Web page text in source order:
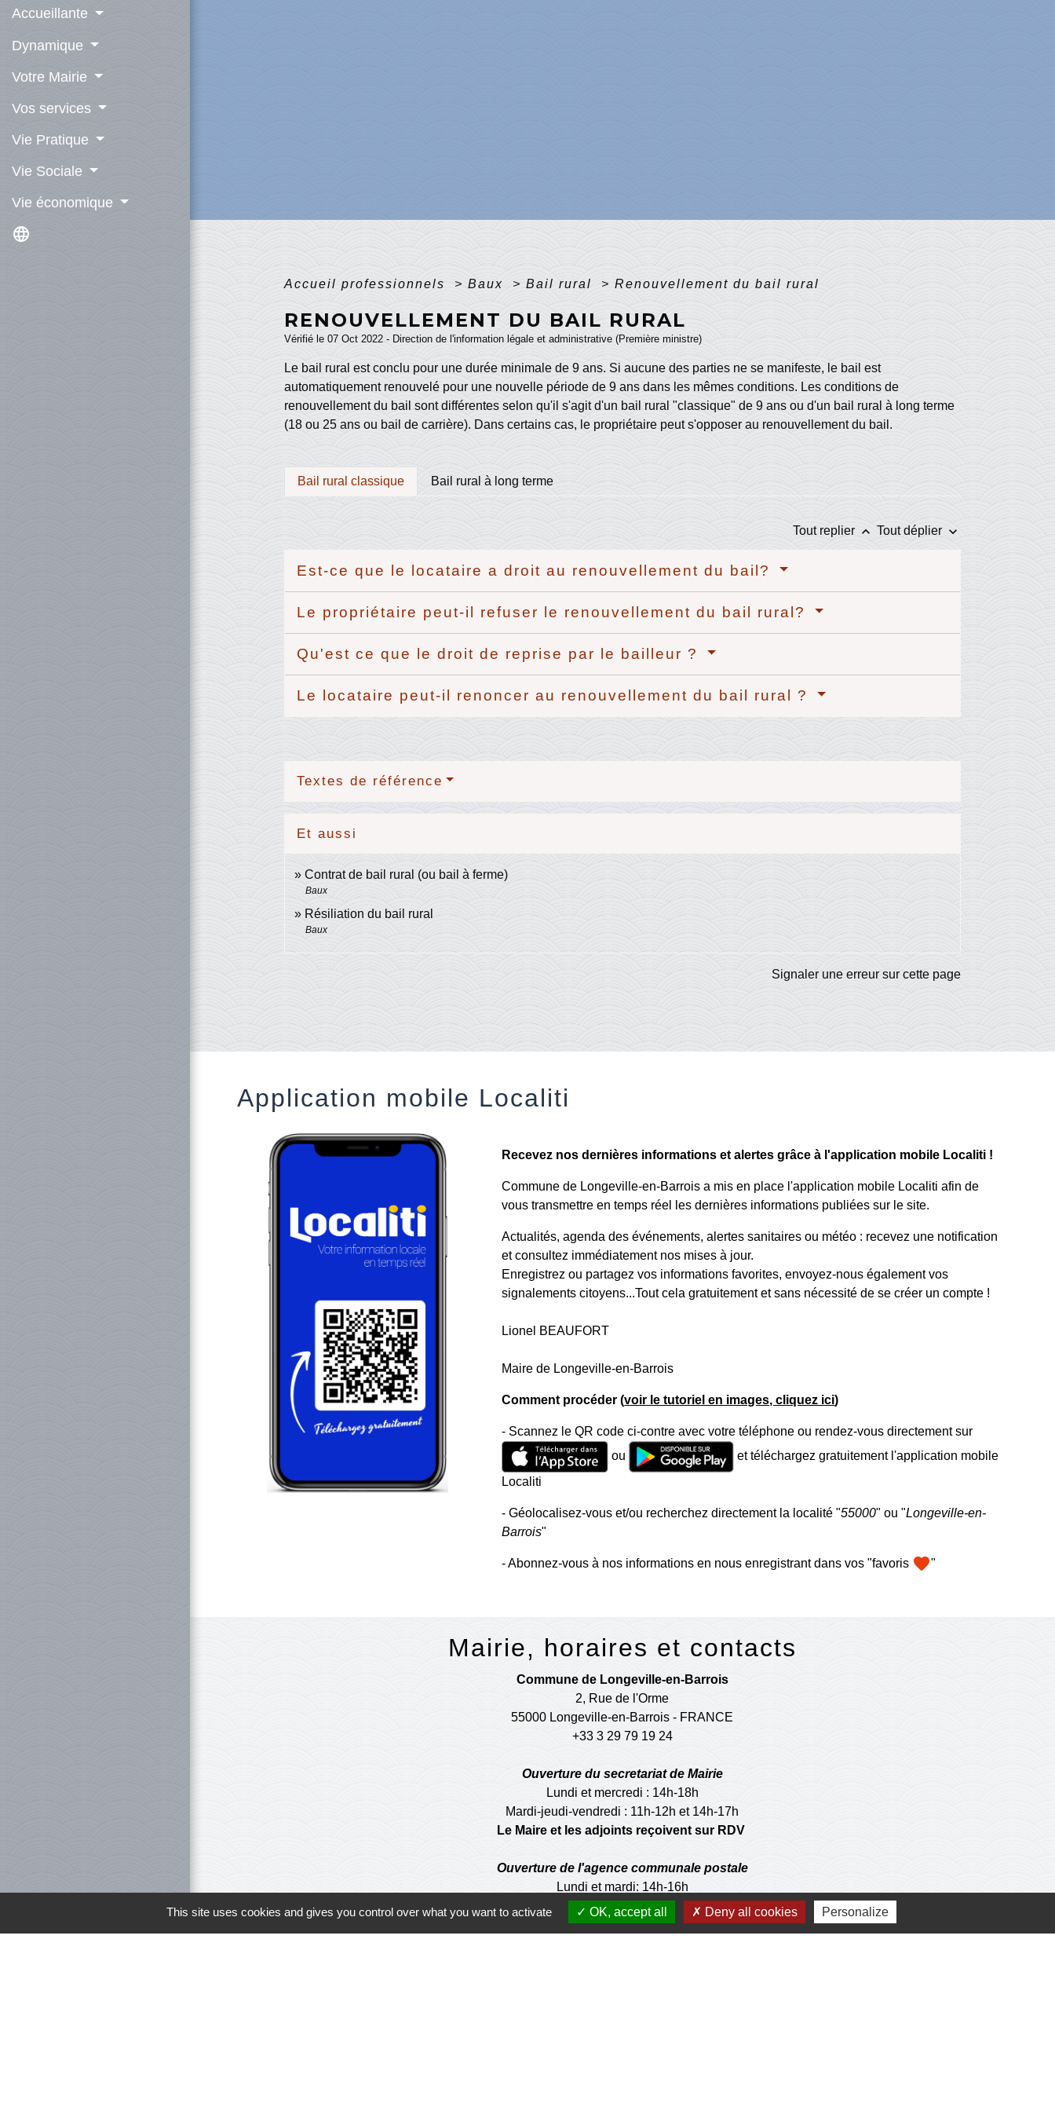
Accueillante
Dynamique
Votre Mairie
Vos services
Vie Pratique
Vie Sociale
Vie économique
language
Accueil professionnels > Baux > Bail rural > Renouvellement du bail rural
RENOUVELLEMENT DU BAIL RURAL
Vérifié le 07 Oct 2022 - Direction de l'information légale et administrative (Première ministre)
Le bail rural est conclu pour une durée minimale de 9 ans. Si aucune des parties ne se manifeste, le bail est
automatiquement renouvelé pour une nouvelle période de 9 ans dans les mêmes conditions. Les conditions de
renouvellement du bail sont différentes selon qu'il s'agit d'un bail rural "classique" de 9 ans ou d'un bail rural à long terme
(18 ou 25 ans ou bail de carrière). Dans certains cas, le propriétaire peut s'opposer au renouvellement du bail.
Bail rural classique Bail rural à long terme
Tout replier keyboard_arrow_up Tout déplier keyboard_arrow_down
Est-ce que le locataire a droit au renouvellement du bail?
Le propriétaire peut-il refuser le renouvellement du bail rural?
Qu'est ce que le droit de reprise par le bailleur ?
Le locataire peut-il renoncer au renouvellement du bail rural ?
Textes de référence
Et aussi
Contrat de bail rural (ou bail à ferme)
Baux
Résiliation du bail rural
Baux
Signaler une erreur sur cette page
Application mobile Localiti
Recevez nos dernières informations et alertes grâce à l'application mobile Localiti !
Commune de Longeville-en-Barrois a mis en place l'application mobile Localiti afin de
vous transmettre en temps réel les dernières informations publiées sur le site.
Actualités, agenda des événements, alertes sanitaires ou météo : recevez une notification
et consultez immédiatement nos mises à jour.
Enregistrez ou partagez vos informations favorites, envoyez-nous également vos
signalements citoyens...Tout cela gratuitement et sans nécessité de se créer un compte !
Lionel BEAUFORT
Maire de Longeville-en-Barrois
Comment procéder (voir le tutoriel en images, cliquez ici)
- Scannez le QR code ci-contre avec votre téléphone ou rendez-vous directement sur
ou
et téléchargez gratuitement l'application mobile
Localiti
- Géolocalisez-vous et/ou recherchez directement la localité "55000" ou "Longeville-en-
Barrois"
- Abonnez-vous à nos informations en nous enregistrant dans vos "favoris favorite"
Mairie, horaires et contacts
Commune de Longeville-en-Barrois
2, Rue de l'Orme
55000 Longeville-en-Barrois - FRANCE
+33 3 29 79 19 24
Ouverture du secretariat de Mairie
Lundi et mercredi : 14h-18h
Mardi-jeudi-vendredi : 11h-12h et 14h-17h
Le Maire et les adjoints reçoivent sur RDV
Ouverture de l'agence communale postale
Lundi et mardi: 14h-16h
Mercredi :14h-18h
Jeudi et vendredi : 9h-11h
This site uses cookies and gives you control over what you want to activate OK, accept all Deny all cookies Personalize